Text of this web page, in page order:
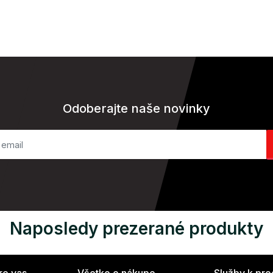
Odoberajte naše novinky
Naposledy prezerané produkty